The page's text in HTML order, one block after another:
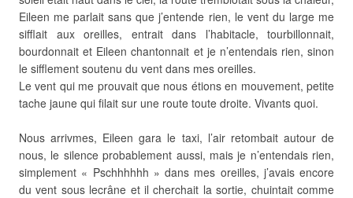
Eileen me parlait sans que j’entende rien, le vent du large me
sifflait aux oreilles, entrait dans l’habitacle, tourbillonnait,
bourdonnait et Eileen chantonnait et je n’entendais rien, sinon
le sifflement soutenu du vent dans mes oreilles.
Le vent qui me prouvait que nous étions en mouvement, petite
tache jaune qui filait sur une route toute droite. Vivants quoi.
Nous arrivmes, Eileen gara le taxi, l’air retombait autour de
nous, le silence probablement aussi, mais je n’entendais rien,
simplement « Pschhhhhh » dans mes oreilles, j’avais encore
du vent sous lecrâne et il cherchait la sortie, chuintait comme